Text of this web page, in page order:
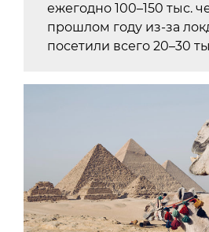
ежегодно 100–150 тыс.
прошлом году из-за
посетили всего 20–30